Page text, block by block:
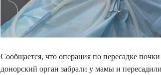
Сообщается, что операция по пересадке
донорский орган забрали у мамы и